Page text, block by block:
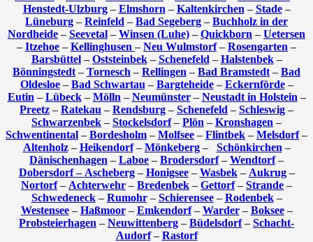
Henstedt-Ulzburg– Elmshorn – Kaltenkirchen – Stade–
Lüneburg – Reinfeld – Bad Segeberg – Buchholz in der
Nordheide – Seevetal – Winsen (Luhe) – Quickborn – Uetersen
– Itzehoe – Kellinghusen – Neu Wulmstorf– Rosengarten –
Barsbüttel– Oststeinbek– Schenefeld – Halstenbek–
Bönningstedt – Tornesch – Rellingen – Bad Bramstedt – Bad
Oldesloe– Bad Schwartau – Bargteheide– Eckernförde–
Eutin – Lübeck– Mölln – Neumünster– Neustadt in Holstein –
Preetz – Ratekau – Rendsburg – Schenefeld – Schleswig –
Schwarzenbek – Stockelsdorf– Plön – Kronshagen –
Schwentinental – Bordesholm – Molfsee – Flintbek – Melsdorf–
Altenholz– Heikendorf– Mönkeberg– Schönkirchen –
Dänischenhagen – Laboe – Brodersdorf– Wendtorf–
Dobersdorf – Ascheberg– Honigsee– Wasbek– Aukrug–
Nortorf– Achterwehr – Bredenbek – Gettorf– Strande –
Schwedeneck– Rumohr– Schierensee– Rodenbek–
Westensee– Haßmoor– Emkendorf– Warder– Boksee–
Probsteierhagen – Neuwittenberg – Büdelsdorf– Schacht-
Audorf– Rastorf